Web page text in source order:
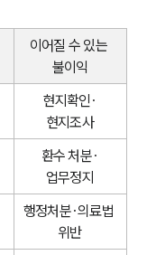
이어질 수 있는
불이익
현지확인·
현지조사
환수 처분·
업무정지
행정처분·의료법
위반